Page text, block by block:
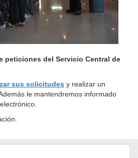
peticiones del Servicio Central de
sus solicitudes y realizar un
le mantendremos informado